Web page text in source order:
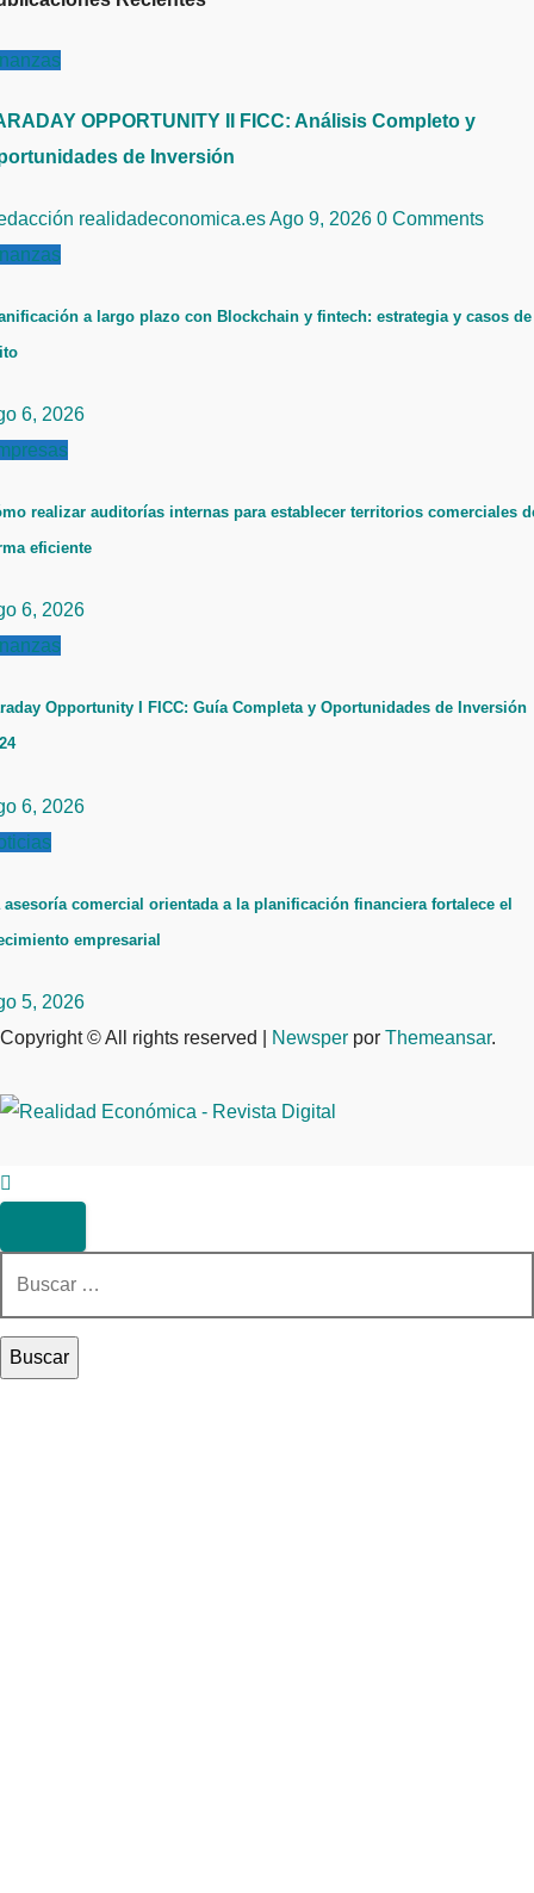
OPPORTUNITY II FICC: Análisis Completo y
de Inversión
realidadeconomica.esAgo 9, 2026 0 Comments
a largo plazo con Blockchain y fintech: estrategia y casos de
6, 2026
realizar auditorías internas para establecer territorios comerciales
eficiente
6, 2026
Opportunity I FICC: Guía Completa y Oportunidades de Inversión
6, 2026
asesoría comercial orientada a la planificación financiera fortalece el
empresarial
5, 2026
Copyright © All rights reserved
Newsper por Themeansar.